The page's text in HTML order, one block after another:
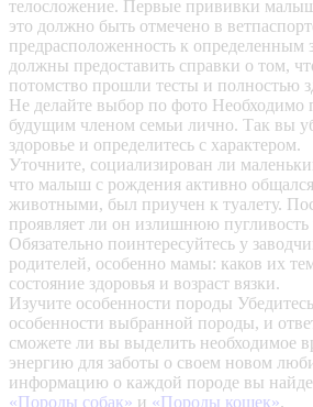
телосложение. Первые прививки
это должно быть отмечено в
предрасположенность к определенным
должны предоставить справки о том,
потомство прошли тесты и полностью
Не делайте выбор по фото Необходимо
будущим членом семьи лично. Так вы
здоровье и определитесь с характером.
Уточните, социализирован ли
что малыш с рождения активно
животными, был приучен к туалету.
проявляет ли он излишнюю пугливость
Обязательно поинтересуйтесь у
родителей, особенно мамы: каков их
состояние здоровья и возраст вязки.
Изучите особенности породы
особенности выбранной породы, и
сможете ли вы выделить необходимое
энергию для заботы о своем новом
информацию о каждой породе вы
«Породы собак» и «Породы кошек».